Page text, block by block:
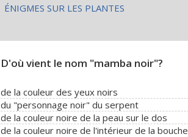
ÉNIGMES SUR LES PLANTES
D'où vient le nom "mamba noir"?
de la couleur des yeux noirs
du "personnage noir" du serpent
de la couleur noire de la peau sur le dos
de la couleur noire de l'intérieur de la bouche